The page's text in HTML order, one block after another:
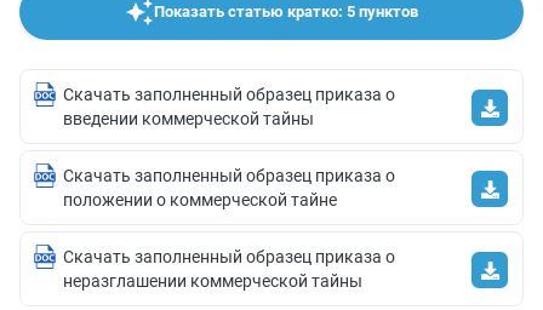
Показать статью кратко: 5 пунктов
Скачать заполненный образец приказа о
введении коммерческой тайны
Скачать заполненный образец приказа о
положении о коммерческой тайне
Скачать заполненный образец приказа о
неразглашении коммерческой тайны